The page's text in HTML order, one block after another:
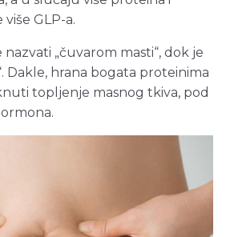
GLP-a.
nazvati „čuvarom masti“, dok je
Dakle, hrana bogata proteinima
topljenje masnog tkiva, pod